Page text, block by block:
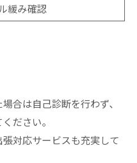
ル緩み確認
合は自己診断を行わず、
ださい。
対応サービスも充実して